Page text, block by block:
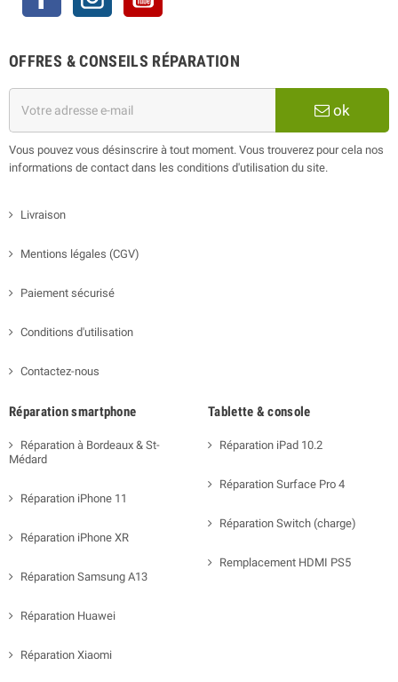
OFFRES & CONSEILS RÉPARATION
ok
Vous pouvez vous désinscrire à tout moment. Vous trouverez pour cela nos
informations de contact dans les conditions d'utilisation du site.
Livraison
Mentions légales (CGV)
Paiement sécurisé
Conditions d'utilisation
Contactez-nous
Réparation smartphone
Réparation à Bordeaux & St-
Médard
Réparation iPhone 11
Réparation iPhone XR
Réparation Samsung A13
Réparation Huawei
Réparation Xiaomi
Tablette & console
Réparation iPad 10.2
Réparation Surface Pro 4
Réparation Switch (charge)
Remplacement HDMI PS5